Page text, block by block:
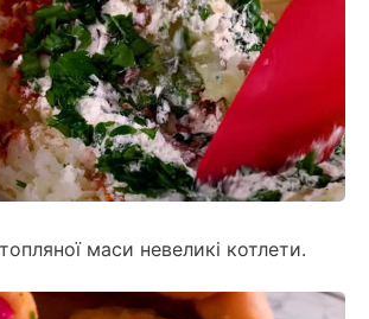
маси невеликі котлети.